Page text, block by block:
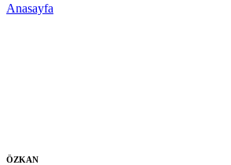
Anasayfa
ÖZKAN